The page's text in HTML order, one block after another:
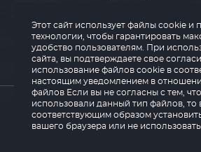
info@land-
© 2026 LAND
Этот сайт использует файлы cookie и
технологии, чтобы гарантировать
удобство пользователям. При
сайта, вы подтверждаете свое
использование файлов cookie в
настоящим уведомлением в
файлов Если вы не согласны с тем,
использовали данный тип файлов,
соответствующим образом
вашего браузера или не использовать